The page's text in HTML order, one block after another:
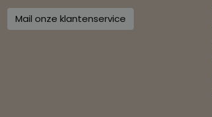
Mail onze klantenservice